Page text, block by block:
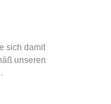
sich damit
unseren